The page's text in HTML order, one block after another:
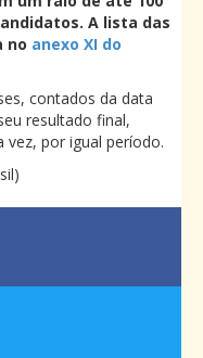
A lista das
no anexo XI do
contados da data
resultado final,
por igual período.